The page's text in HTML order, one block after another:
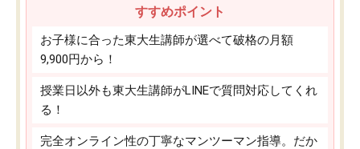
すすめポイント
お子様に合った東大生講師が選べて破格の月額
9,900円から！
授業日以外も東大生講師がLINEで質問対応してくれ
る！
完全オンライン性の丁寧なマンツーマン指導。だか